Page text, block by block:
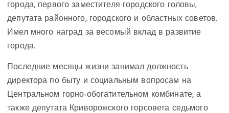
города, первого заместителя городского головы,
депутата районного, городского и областных советов.
Имел много наград за весомый вклад в развитие
города.
Последние месяцы жизни занимал должность
директора по быту и социальным вопросам на
Центральном горно-обогатительном комбинате, а
также депутата Криворожского горсовета седьмого